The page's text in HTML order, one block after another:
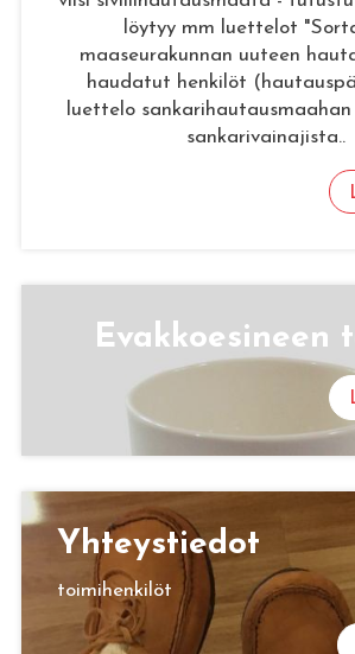
löytyy mm luettelot
maaseurakunnan uuteen
haudatut henkilöt
luettelo
sankarivainajista..
Evak­koe­si­neen
Yh­teys­tie­dot
toimihenkilöt